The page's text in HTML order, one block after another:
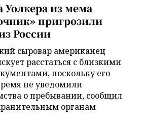
из мема
пригрозили
России
сыровар американец
расстаться с близкими
поскольку его
не уведомили
о пребывании, сообщил
органам